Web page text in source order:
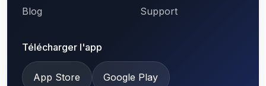
Blog
Support
Télécharger l'app
App Store Google Play